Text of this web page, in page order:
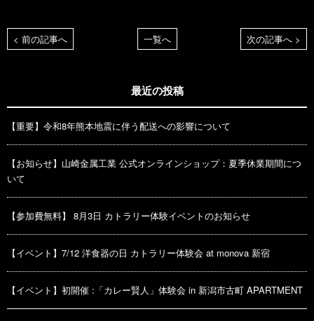
一覧へ
< 前の記事へ 次の記事へ >
最近の投稿
【重要】令和8年熊本地震に伴う配送への影響について
【お知らせ】山崎金属工業 公式オンラインショップ：夏季休業期間につ
いて
【参加費無料】 8月3日 カトラリー体験イベントのお知らせ
【イベント】7/12 洋食器の日 カトラリー体験会 at monova 新宿
【イベント】初開催 :「カレー賢人」体験会 in 新潟市古町 APARTMENT